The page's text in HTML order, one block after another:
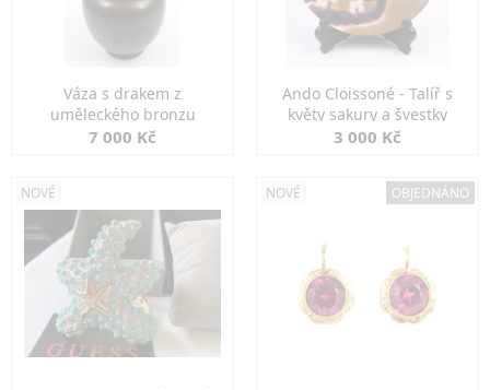
Váza s drakem z
uměleckého bronzu
7 000 Kč
Ando Cloissoné - Talíř s
květy sakury a švestky
3 000 Kč
NOVÉ NOVÉ OBJEDNÁNO